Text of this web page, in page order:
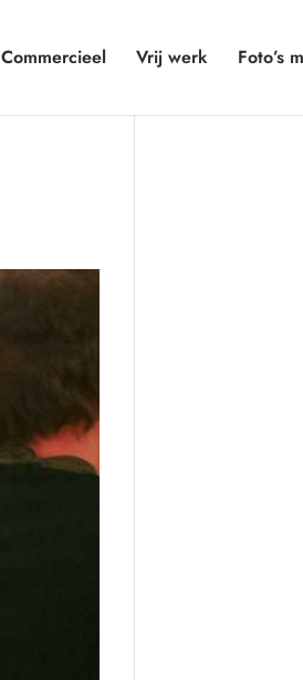
Commercieel Vrij werk Foto’s